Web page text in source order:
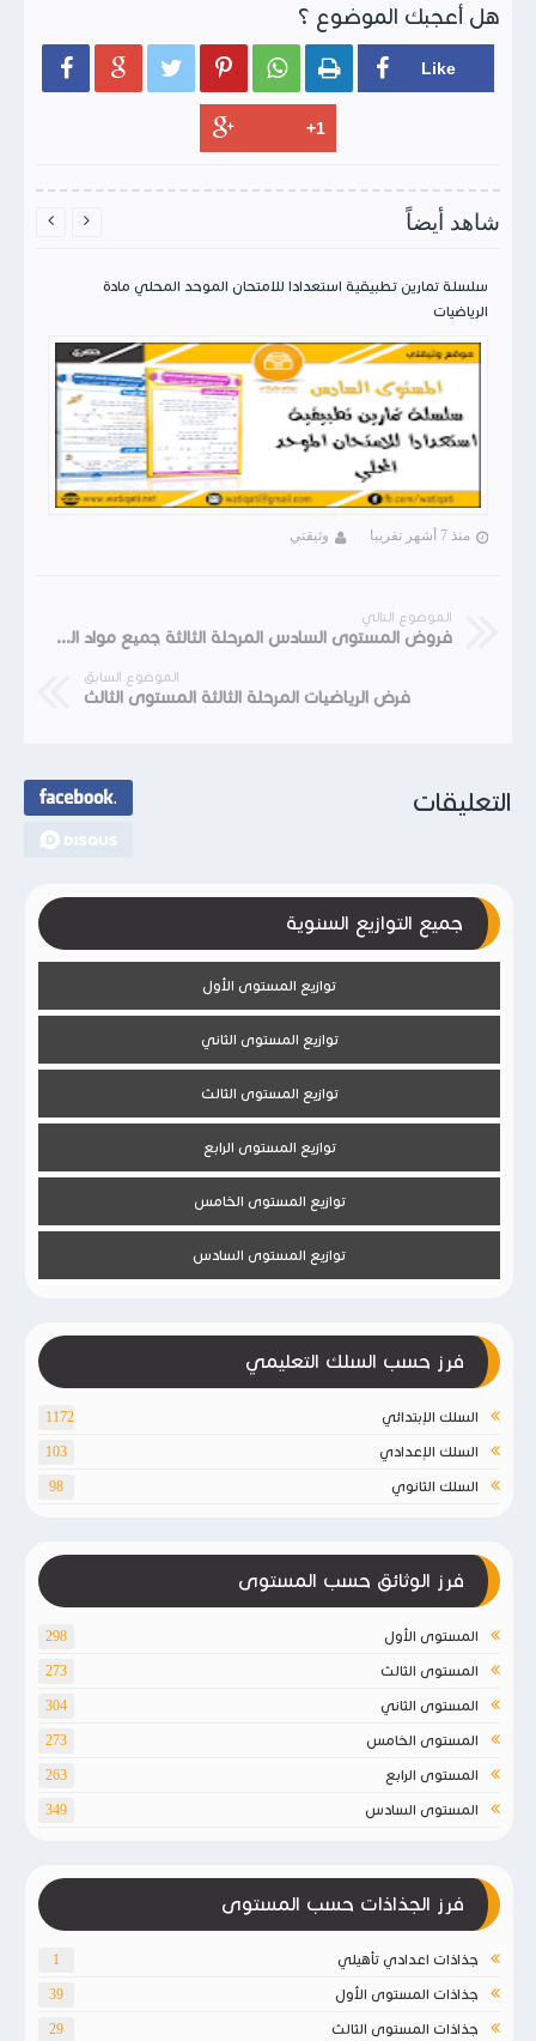
هل أعجبك الموضوع ؟
     
شاهد أيضاً
سلسلة تمارين تطبيقية استعدادا للامتحان الموحد المحلي مادة
الرياضيات
منذ 7 أشهر تقريبا وثيقتي
 
الموضوع التالي
فروض المستوى السادس المرحلة الثالثة جميع مواد العربية
الموضوع السابق
فرض الرياضيات المرحلة الثالثة المستوى الثالث
التعليقات
جميع التوازيع السنوية
توازيع المستوى الأول
توازيع المستوى الثاني
توازيع المستوى الثالث
توازيع المستوى الرابع
توازيع المستوى الخامس
توازيع المستوى السادس
فرز حسب السلك التعليمي
السلك الإبتدائي 1172
السلك الإعدادي 103
السلك الثانوي 98
فرز الوثائق حسب المستوى
المستوى الأول 298
المستوى الثالث 273
المستوى الثاني 304
المستوى الخامس 273
المستوى الرابع 263
المستوى السادس 349
فرز الجذاذات حسب المستوى
جذاذات اعدادي تأهيلي 1
جذاذات المستوى الأول 39
جذاذات المستوى الثالث 29